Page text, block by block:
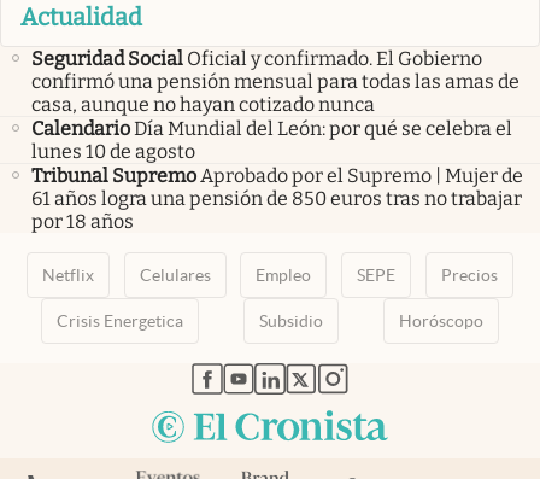
Actualidad
Seguridad Social Oficial y confirmado. El Gobierno
confirmó una pensión mensual para todas las amas de
casa, aunque no hayan cotizado nunca
CalendarioDía Mundial del León: por qué se celebra el
lunes 10 de agosto
Tribunal SupremoAprobado por el Supremo | Mujer de
61 años logra una pensión de 850 euros tras no trabajar
por 18 años
Netflix Celulares Empleo SEPE Precios
Crisis Energetica Subsidio Horóscopo
abre en nueva pestaña
abre en nueva pestaña
abre en nueva pestaña
abre en nueva pestaña
abre en nueva pestaña